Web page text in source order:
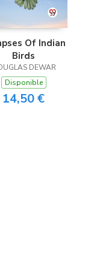
Of Indian
Birds
DEWAR
Disponible
14,50 €